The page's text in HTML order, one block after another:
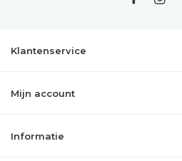
Klantenservice
Mijn account
Informatie